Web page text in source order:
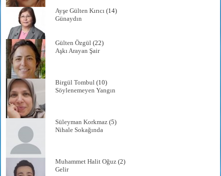
Ayşe Gülten Kırıcı (14)
Günaydın
Gülten Özgül (22)
Aşkı Arayan Şair
Birgül Tombul (10)
Söylenemeyen Yangın
Süleyman Korkmaz (5)
Nihale Sokağında
Muhammet Halit Oğuz (2)
Gelir